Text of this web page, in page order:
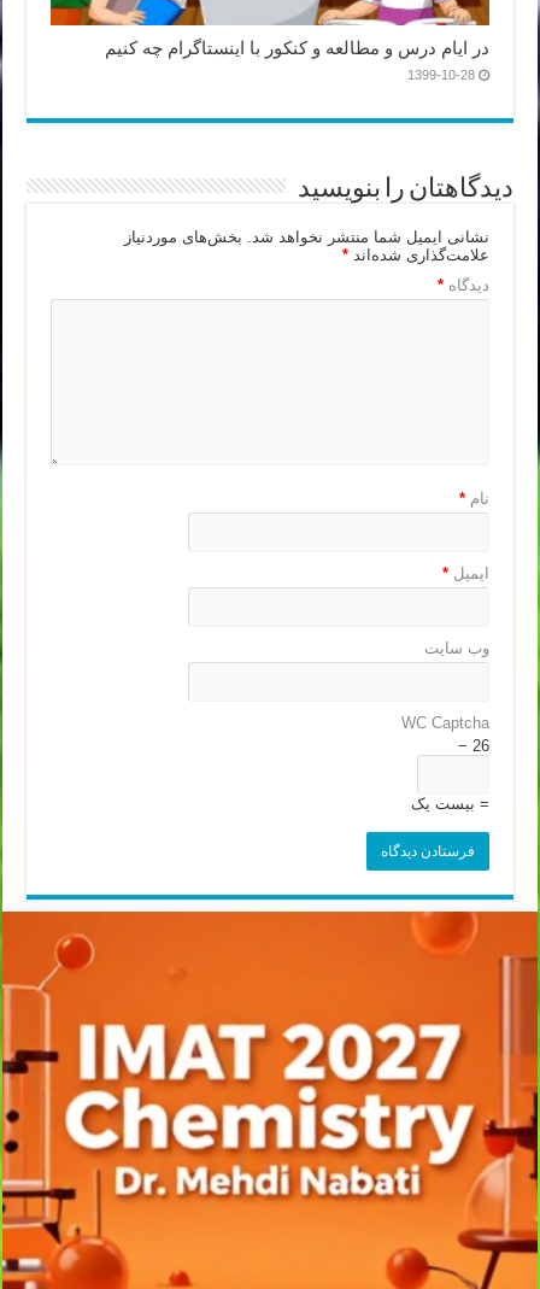
در ایام درس و مطالعه و کنکور با اینستاگرام چه کنیم
1399-10-28
دیدگاهتان را بنویسید
نشانی ایمیل شما منتشر نخواهد شد. بخش‌های موردنیاز
علامت‌گذاری شده‌اند*
دیدگاه*
نام*
ایمیل*
وب‌ سایت
WC Captcha
26 −
= بیست یک